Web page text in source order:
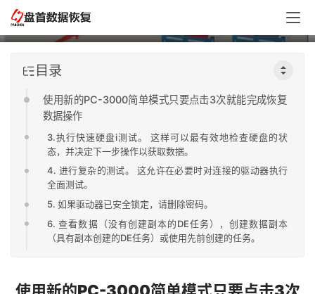
完成恢复数据操作
目录
使用新的PC-3000简单模式只要点击3次就能完成恢复
数据操作
3.执行快速硬盘i测试。 这样可以最有效地检查硬盘的状
态，并决定下一步操作以获取数据。
4. 进行复杂的测试。 这允许在必要时对连接的驱动器执行
全面测试。
5. 如果驱动器已安全锁定，请删除密码。
6. 查看数据（没有创建副本的DE任务），创建数据副本
（具有副本创建的DE任务）或使用先前创建的任务。